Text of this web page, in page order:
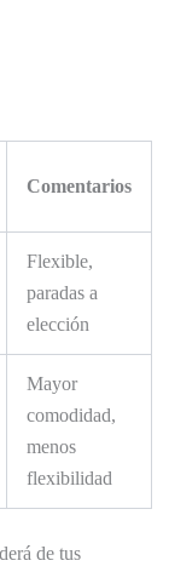
Comentarios
Flexible,
paradas a
elección
Mayor
comodidad,
menos
flexibilidad
de tus